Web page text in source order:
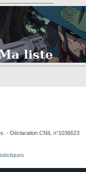
- Déclaration CNIL n°1036623